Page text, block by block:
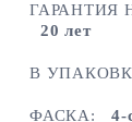
ГАРАНТИЯ
20 лет
В
ФАСКА: 4-